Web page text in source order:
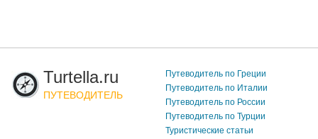
Turtella.ru
ПУТЕВОДИТЕЛЬ
Путеводитель по Греции
Путеводитель по Италии
Путеводитель по России
Путеводитель по Турции
Туристические статьи